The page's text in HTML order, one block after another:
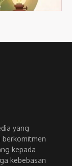
yang
berkomitmen
kepada
kebebasan